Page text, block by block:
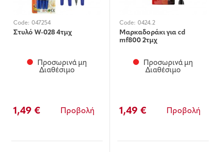
Code: 047254
Στυλό W-028 4τμχ
Προσωρινά μη
Διαθέσιμο
1,49 € Προβολή
Code: 0424.2
Μαρκαδοράκι για cd
mf800 2τμχ
Προσωρινά μη
Διαθέσιμο
1,49 € Προβολή